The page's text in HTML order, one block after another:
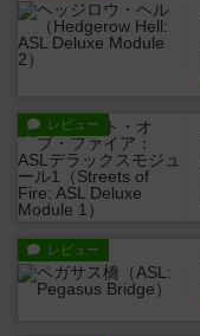
レビュー
レビュー